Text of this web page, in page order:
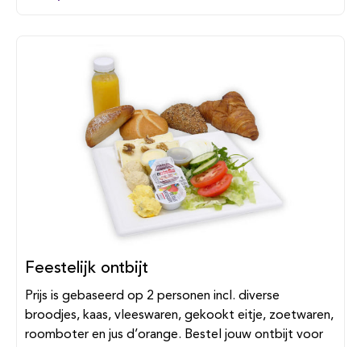
Feestelijk ontbijt
Prijs is gebaseerd op 2 personen incl. diverse
broodjes, kaas, vleeswaren, gekookt eitje, zoetwaren,
roomboter en jus d’orange. Bestel jouw ontbijt voor